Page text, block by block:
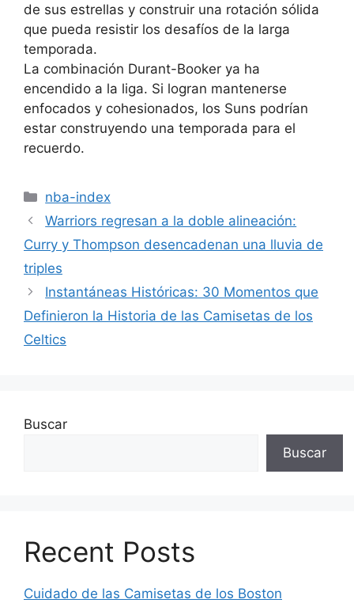
de sus estrellas y construir una rotación sólida
que pueda resistir los desafíos de la larga
temporada.
La combinación Durant-Booker ya ha
encendido a la liga. Si logran mantenerse
enfocados y cohesionados, los Suns podrían
estar construyendo una temporada para el
recuerdo.
Categorías
nba-index
Warriors regresan a la doble alineación:
Curry y Thompson desencadenan una lluvia de
triples
Instantáneas Históricas: 30 Momentos que
Definieron la Historia de las Camisetas de los
Celtics
Buscar
Buscar
Recent Posts
Cuidado de las Camisetas de los Boston